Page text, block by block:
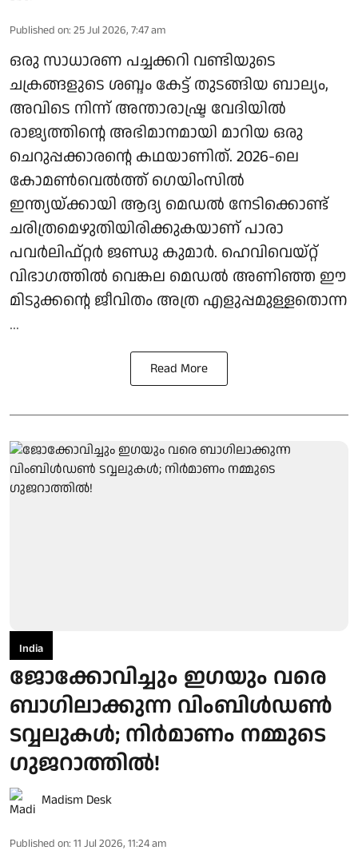
Published on: 25 Jul 2026, 7:47 am
ഒരു സാധാരണ പച്ചക്കറി വണ്ടിയുടെ
ചക്രങ്ങളുടെ ശബ്ദം കേട്ട് തുടങ്ങിയ ബാല്യം,
അവിടെ നിന്ന് അന്താരാഷ്ട്ര വേദിയില്‍
രാജ്യത്തിന്റെ അഭിമാനമായി മാറിയ ഒരു
ചെറുപ്പക്കാരന്റെ കഥയാണിത്. 2026-ലെ
കോമണ്‍വെല്‍ത്ത് ഗെയിംസില്‍
ഇന്ത്യയ്ക്കായി ആദ്യ മെഡല്‍ നേടിക്കൊണ്ട്
ചരിത്രമെഴുതിയിരിക്കുകയാണ് പാരാ
പവര്‍ലിഫ്റ്റര്‍ ജണ്ഡു കുമാര്‍. ഹെവിവെയ്റ്റ്
വിഭാഗത്തില്‍ വെങ്കല മെഡല്‍ അണിഞ്ഞ ഈ
മിടുക്കന്റെ ജീവിതം അത്ര എളുപ്പമുള്ളതൊന്ന
...
Read More
India
ജോക്കോവിച്ചും ഇഗയും വരെ
ബാഗിലാക്കുന്ന വിംബിൾഡൺ
ടവ്വലുകൾ; നിർമാണം നമ്മുടെ
ഗുജറാത്തിൽ!
Madism Desk
Published on: 11 Jul 2026, 11:24 am